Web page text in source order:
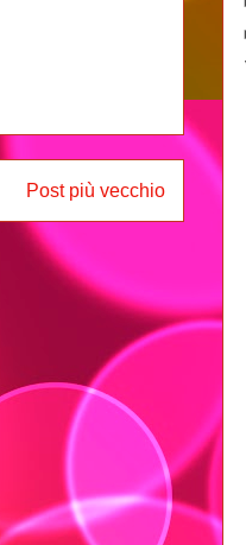
Post più vecchio